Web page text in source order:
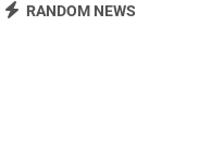
RANDOM NEWS